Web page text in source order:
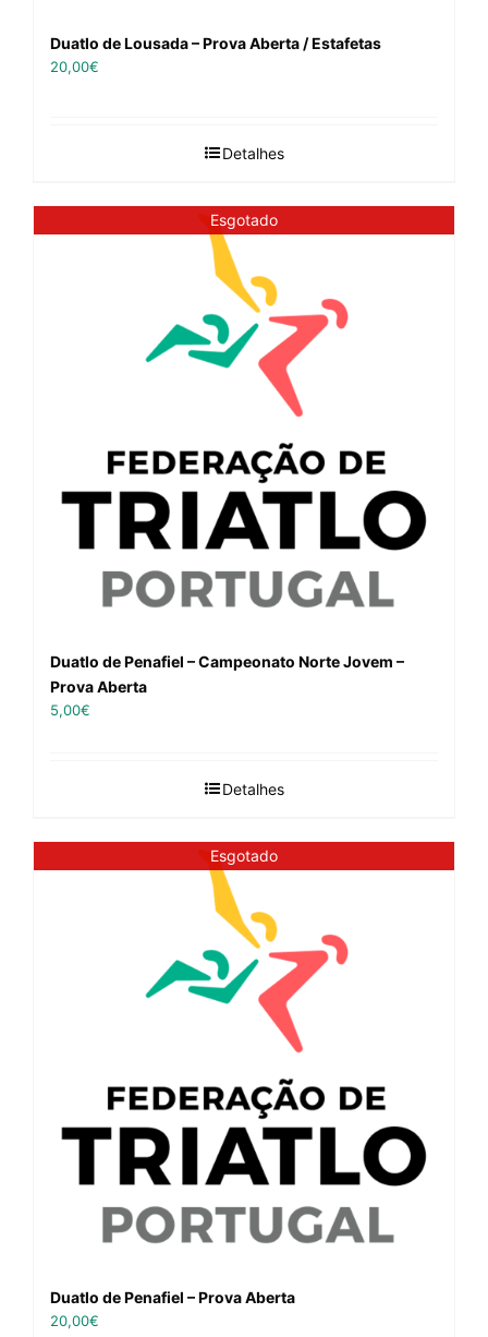
Duatlo de Lousada – Prova Aberta / Estafetas
20,00€
Detalhes
Esgotado
Duatlo de Penafiel – Campeonato Norte Jovem –
Prova Aberta
5,00€
Detalhes
Esgotado
Duatlo de Penafiel – Prova Aberta
20,00€